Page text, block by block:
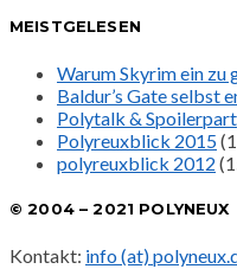
MEISTGELESEN
Warum Skyrim ein zu
Baldur’s Gate selbst
Polytalk &
Polyreuxblick 2015
polyreuxblick 2012
© 2004 – 2021 POLYNEUX
Kontakt: info (at)